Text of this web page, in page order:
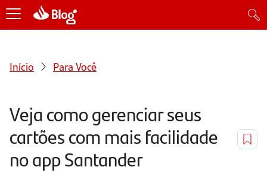
Início Para Você
Veja como gerenciar seus
cartões com mais facilidade
no app Santander